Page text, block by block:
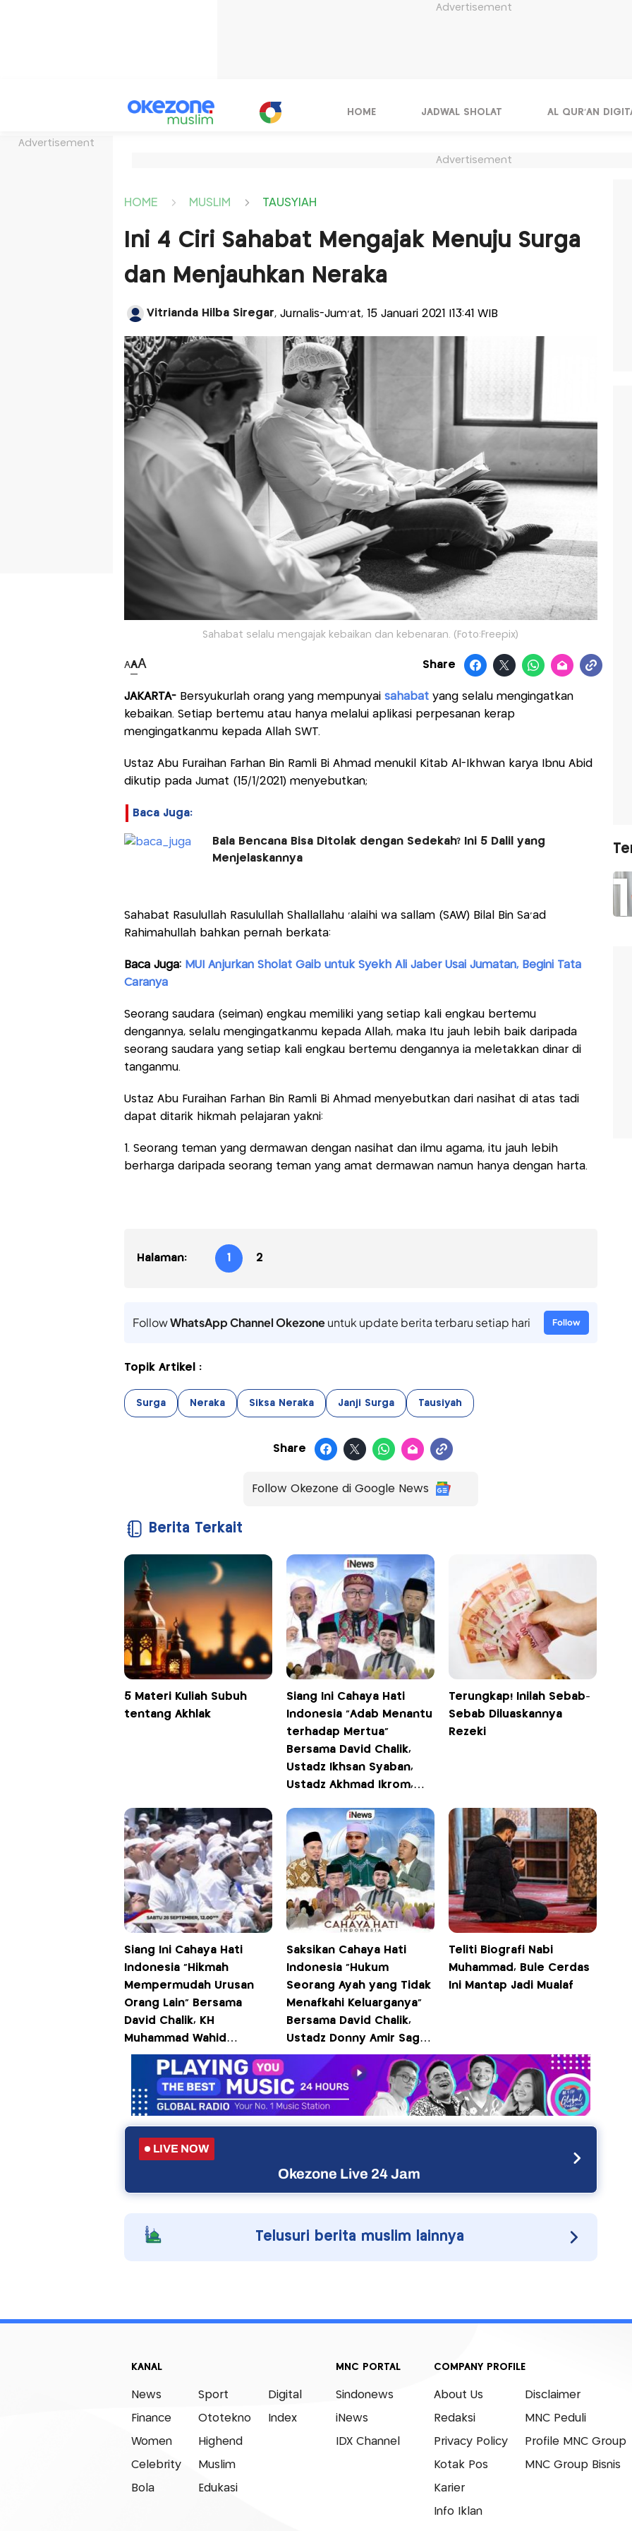
Advertisement
Advertisement
HOME JADWAL SHOLAT AL QUR'AN
Advertisement
HOME MUSLIM TAUSYIAH
Ini 4 Ciri Sahabat Mengajak Menuju Surga
dan Menjauhkan Neraka
Vitrianda Hilba Siregar, Jurnalis-Jum'at, 15 Januari 2021 |13:41 WIB
Sahabat selalu mengajak kebaikan dan kebenaran. (Foto:Freepix)
AAA Share
JAKARTA-Bersyukurlah orang yang mempunyai sahabatyang selalu mengingatkan
kebaikan. Setiap bertemu atau hanya melalui aplikasi perpesanan kerap
mengingatkanmu kepada Allah SWT.
Ustaz Abu Furaihan Farhan Bin Ramli Bi Ahmad menukil Kitab Al-Ikhwan karya Ibnu Abid
dikutip pada Jumat (15/1/2021) menyebutkan;
Baca Juga:
Bala Bencana Bisa Ditolak dengan Sedekah? Ini 5 Dalil yang
Menjelaskannya
Sahabat Rasulullah Rasulullah Shallallahu 'alaihi wa sallam (SAW) Bilal Bin Sa’ad
Rahimahullah bahkan pernah berkata:
Baca Juga: MUI Anjurkan Sholat Gaib untuk Syekh Ali Jaber Usai Jumatan, Begini Tata
Caranya
Seorang saudara (seiman) engkau memiliki yang setiap kali engkau bertemu
dengannya, selalu mengingatkanmu kepada Allah, maka Itu jauh lebih baik daripada
seorang saudara yang setiap kali engkau bertemu dengannya ia meletakkan dinar di
tanganmu.
Ustaz Abu Furaihan Farhan Bin Ramli Bi Ahmad menyebutkan dari nasihat di atas tadi
dapat ditarik hikmah pelajaran yakni:
1. Seorang teman yang dermawan dengan nasihat dan ilmu agama, itu jauh lebih
berharga daripada seorang teman yang amat dermawan namun hanya dengan harta.
Halaman: 1 2
FollowWhatsApp Channel Okezoneuntuk update berita terbaru setiap hari Follow
Topik Artikel :
Surga Neraka Siksa Neraka Janji Surga Tausiyah
Share
Follow Okezone di Google News
Berita Terkait
5 Materi Kuliah Subuh
tentang Akhlak
Siang Ini Cahaya Hati
Indonesia "Adab Menantu
terhadap Mertua"
Bersama David Chalik,
Ustadz Ikhsan Syaban,
Ustadz Akhmad Ikrom,
Pukul 12.00 WIB Hanya di
iNews
Terungkap! Inilah Sebab-
Sebab Diluaskannya
Rezeki
Siang Ini Cahaya Hati
Indonesia "Hikmah
Mempermudah Urusan
Orang Lain" Bersama
David Chalik, KH
Muhammad Wahid
Nurudin, Ustadz
Mantazaka, dan KH Dr May
Dedu Pukul 12.00 WIB
Hanya di iNews
Saksikan Cahaya Hati
Indonesia "Hukum
Seorang Ayah yang Tidak
Menafkahi Keluarganya"
Bersama David Chalik,
Ustadz Donny Amir Sagar,
Ustadz Fathullah, dan
Ustadz Irwan Maulana
Pukul 12.00 WIB di iNews
Teliti Biografi Nabi
Muhammad, Bule Cerdas
Ini Mantap Jadi Mualaf
LIVE NOW
Okezone Live 24 Jam
Telusuri berita muslim lainnya
KANAL
News
Finance
Women
Celebrity
Bola
Sport
Ototekno
Highend
Muslim
Edukasi
Digital
Index
MNC PORTAL
Sindonews
iNews
IDX Channel
COMPANY PROFILE
About Us
Redaksi
Privacy Policy
Kotak Pos
Karier
Info Iklan
Disclaimer
MNC Peduli
Profile MNC Group
MNC Group Bisnis